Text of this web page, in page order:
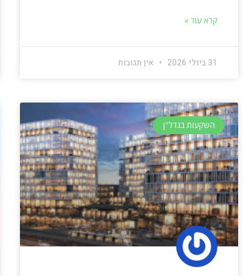
קרא עוד »
31 ביולי 2026 אין תגובות
השקעות בנדל"ן